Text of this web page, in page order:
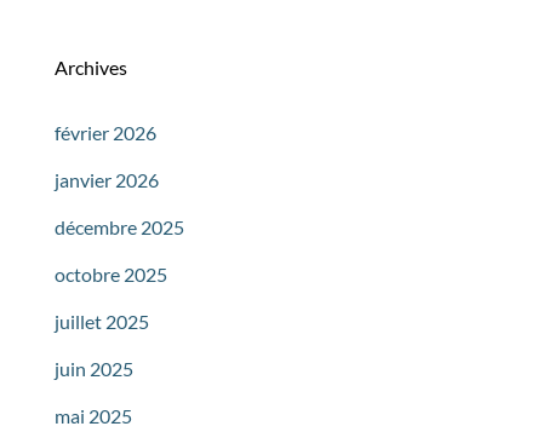
Archives
février 2026
janvier 2026
décembre 2025
octobre 2025
juillet 2025
juin 2025
mai 2025